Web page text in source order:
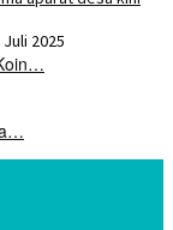
Juli 2025